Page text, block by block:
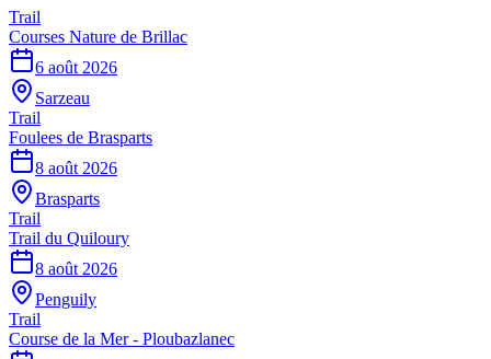
Trail
Courses Nature de Brillac
6 août 2026
Sarzeau
Trail
Foulees de Brasparts
8 août 2026
Brasparts
Trail
Trail du Quiloury
8 août 2026
Penguily
Trail
Course de la Mer - Ploubazlanec